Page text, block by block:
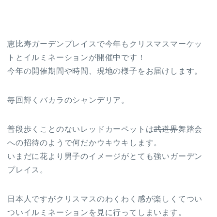
恵比寿ガーデンプレイスで今年もクリスマスマーケッ
トとイルミネーションが開催中です！
今年の開催期間や時間、現地の様子をお届けします。
毎回輝くバカラのシャンデリア。
普段歩くことのないレッドカーペットは武道界舞踏会
への招待のようで何だかウキウキします。
いまだに花より男子のイメージがとても強いガーデン
プレイス。
日本人ですがクリスマスのわくわく感が楽しくてつい
ついイルミネーションを見に行ってしまいます。